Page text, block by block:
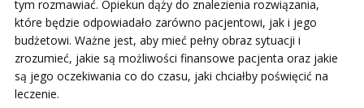
tym rozmawiać. Opiekun dąży do znalezienia rozwiązania,
które będzie odpowiadało zarówno pacjentowi, jak i jego
budżetowi. Ważne jest, aby mieć pełny obraz sytuacji i
zrozumieć, jakie są możliwości finansowe pacjenta oraz jakie
są jego oczekiwania co do czasu, jaki chciałby poświęcić na
leczenie.